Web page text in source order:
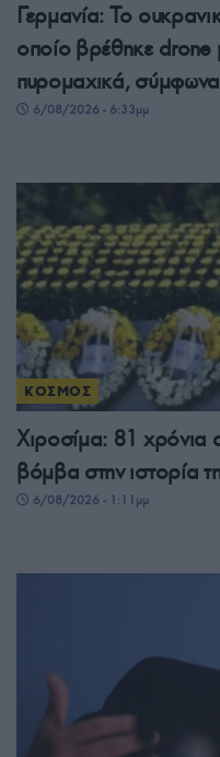
Γερμανία: Το
οποίο βρέθηκε drone
πυρομαχικά,
6/08/2026 - 6:33μμ
ΚΟΣΜΟΣ
Χιροσίμα: 81 χρόνια
βόμβα στην ιστορία
6/08/2026 - 1:11μμ